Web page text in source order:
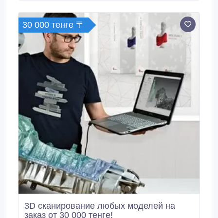
мультимедийной системы на русский язык.
30 000 тенге 〒
3D сканирование любых моделей на
заказ от 30 000 тенге!